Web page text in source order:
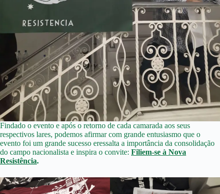
Findado o evento e após o retorno de cada camarada aos seus
respectivos lares, podemos afirmar com grande entusiasmo que o
evento foi um grande sucesso eressalta a importância da consolidação
do campo nacionalista e inspira o convite: Filiem-se à Nova
Resistência.